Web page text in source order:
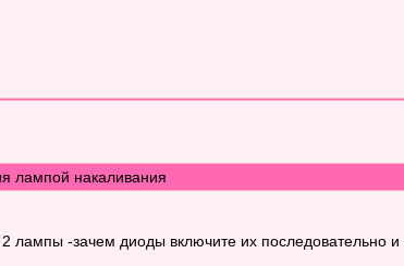
лампой накаливания
лампы -зачем диоды включите их последовательно